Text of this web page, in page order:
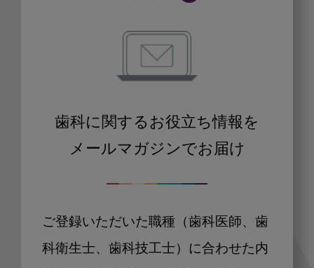
歯科に関するお役立ち情報を
メールマガジンでお届け
ご登録いただいた職種（歯科医師、歯
科衛生士、歯科技工士）に合わせた内